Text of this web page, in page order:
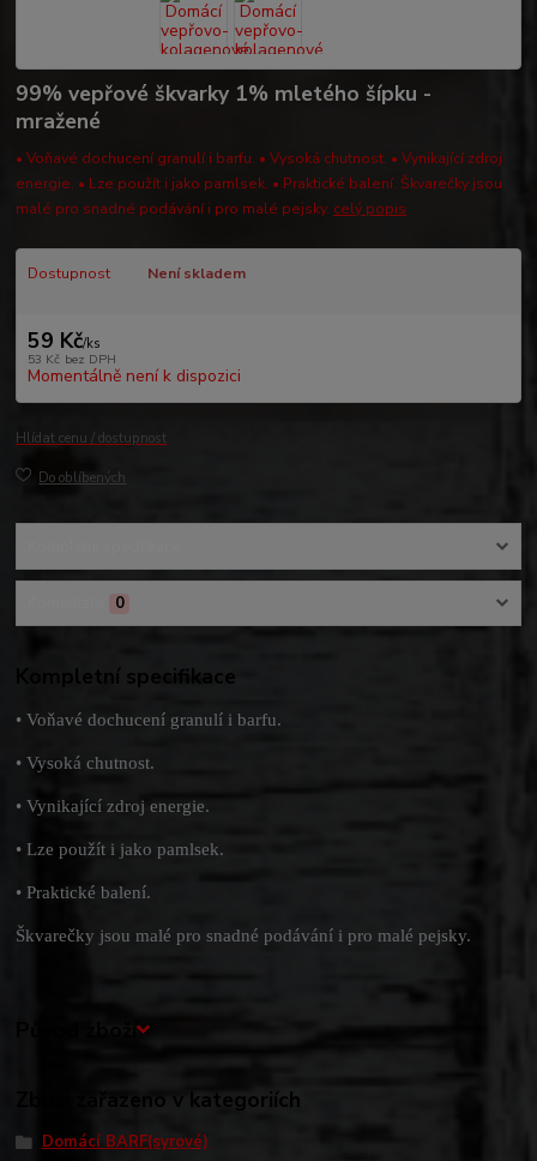
99% vepřové škvarky 1% mletého šípku -
mražené
• Voňavé dochucení granulí i barfu. • Vysoká chutnost. • Vynikající zdroj
energie. • Lze použít i jako pamlsek. • Praktické balení. Škvarečky jsou
malé pro snadné podávání i pro malé pejsky. celý popis
Dostupnost Není skladem
59 Kč/ks
53 Kč bez DPH
Momentálně není k dispozici
Hlídat cenu / dostupnost
Do oblíbených
0
Kompletní specifikace
• Voňavé dochucení granulí i barfu.
• Vysoká chutnost.
• Vynikající zdroj energie.
• Lze použít i jako pamlsek.
• Praktické balení.
Škvarečky jsou malé pro snadné podávání i pro malé pejsky.
Původ zboží
Zboží zařazeno v kategoriích
Domácí BARF(syrové)